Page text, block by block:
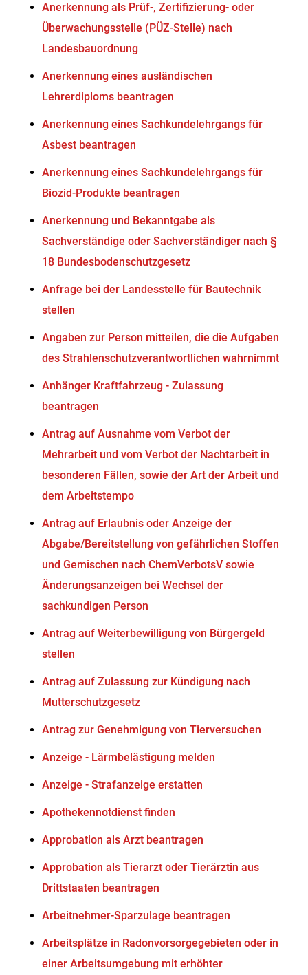
Anerkennung als Prüf-, Zertifizierung- oder
Überwachungsstelle (PÜZ-Stelle) nach
Landesbauordnung
Anerkennung eines ausländischen
Lehrerdiploms beantragen
Anerkennung eines Sachkundelehrgangs für
Asbest beantragen
Anerkennung eines Sachkundelehrgangs für
Biozid-Produkte beantragen
Anerkennung und Bekanntgabe als
Sachverständige oder Sachverständiger nach §
18 Bundesbodenschutzgesetz
Anfrage bei der Landesstelle für Bautechnik
stellen
Angaben zur Person mitteilen, die die Aufgaben
des Strahlenschutzverantwortlichen wahrnimmt
Anhänger Kraftfahrzeug - Zulassung
beantragen
Antrag auf Ausnahme vom Verbot der
Mehrarbeit und vom Verbot der Nachtarbeit in
besonderen Fällen, sowie der Art der Arbeit und
dem Arbeitstempo
Antrag auf Erlaubnis oder Anzeige der
Abgabe/Bereitstellung von gefährlichen Stoffen
und Gemischen nach ChemVerbotsV sowie
Änderungsanzeigen bei Wechsel der
sachkundigen Person
Antrag auf Weiterbewilligung von Bürgergeld
stellen
Antrag auf Zulassung zur Kündigung nach
Mutterschutzgesetz
Antrag zur Genehmigung von Tierversuchen
Anzeige - Lärmbelästigung melden
Anzeige - Strafanzeige erstatten
Apothekennotdienst finden
Approbation als Arzt beantragen
Approbation als Tierarzt oder Tierärztin aus
Drittstaaten beantragen
Arbeitnehmer-Sparzulage beantragen
Arbeitsplätze in Radonvorsorgegebieten oder in
einer Arbeitsumgebung mit erhöhter